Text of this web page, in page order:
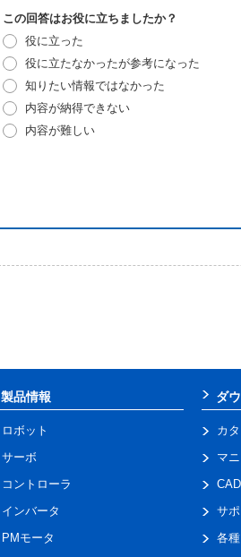
この回答はお役に立ちましたか？
役に立った
役に立たなかったが参考になった
知りたい情報ではなかった
内容が納得できない
内容が難しい
製品情報
ロボット
サーボ
コントローラ
インバータ
PMモータ
ダ
カ
マ
サ
各